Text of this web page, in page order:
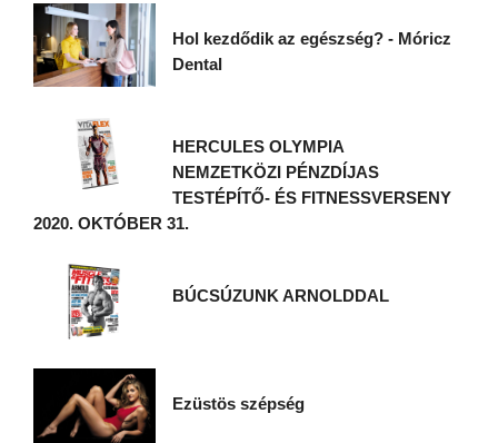
Hol kezdődik az egészség? - Móricz
Dental
HERCULES OLYMPIA
NEMZETKÖZI PÉNZDÍJAS
TESTÉPÍTŐ- ÉS FITNESSVERSENY
2020. OKTÓBER 31.
BÚCSÚZUNK ARNOLDDAL
Ezüstös szépség